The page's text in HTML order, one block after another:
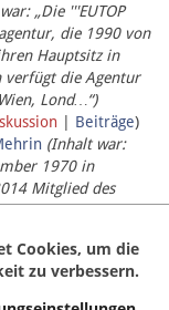
„Die '''EUTOP
die 1990 von
Hauptsitz in
verfügt die Agentur
Lond…“)
Beiträge)
(Inhalt war:
1970 in
Mitglied des
2014 ist sie für
Cookies, um die
zu verbessern.